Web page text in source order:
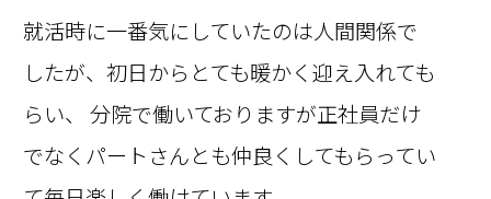
就活時に一番気にしていたのは人間関係で
したが、初日からとても暖かく迎え入れても
らい、 分院で働いておりますが正社員だけ
でなくパートさんとも仲良くしてもらってい